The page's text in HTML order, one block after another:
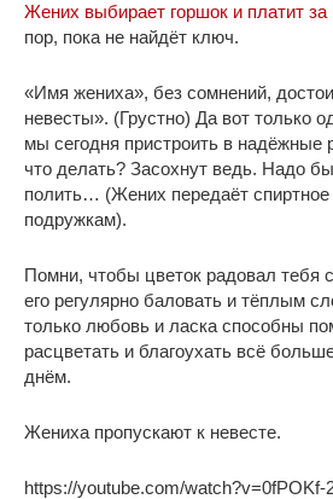
Жених выбирает горшок и платит за
пор, пока не найдёт ключ.
«Имя жениха», без сомнений,
невесты». (Грустно) Да вот только
мы сегодня пристроить в надёжные
что делать? Засохнут ведь. Надо
полить… (Жених передаёт
подружкам).
Помни, чтобы цветок радовал тебя
его регулярно баловать и тёплым
только любовь и ласка способны
расцветать и благоухать всё
днём.
Жениха пропускают к невесте.
https://youtube.com/watch?v=0fPOKf-